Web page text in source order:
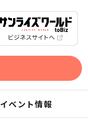
イベント情報